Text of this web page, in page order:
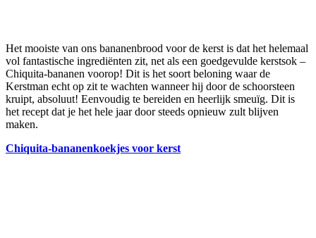
Het mooiste van ons bananenbrood voor de kerst is dat het helemaal
vol fantastische ingrediënten zit, net als een goedgevulde kerstsok –
Chiquita-bananen voorop! Dit is het soort beloning waar de
Kerstman echt op zit te wachten wanneer hij door de schoorsteen
kruipt, absoluut! Eenvoudig te bereiden en heerlijk smeuïg. Dit is
het recept dat je het hele jaar door steeds opnieuw zult blijven
maken.
Chiquita-bananenkoekjes voor kerst